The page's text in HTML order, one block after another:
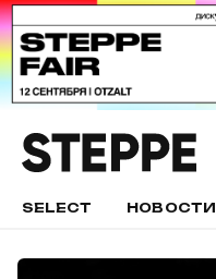
SELECT НОВОСТИ